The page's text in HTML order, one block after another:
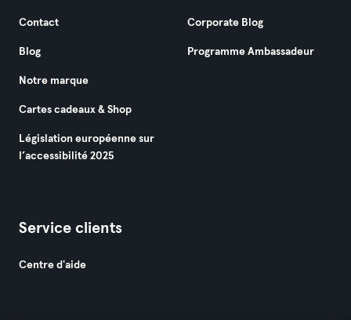
Contact
Blog
Notre marque
Cartes cadeaux & Shop
Législation européenne sur
l’accessibilité 2025
Corporate Blog
Programme Ambassadeur
Service clients
Centre d'aide